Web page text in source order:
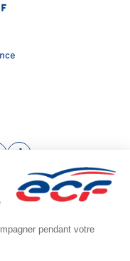
fenêtre)
(nouvelle fenêtre)
(nouvelle fenêtre)
TikTok (nouvelle
- Capital social: 200000€
FR 56 323590786
(62360) - Représentant